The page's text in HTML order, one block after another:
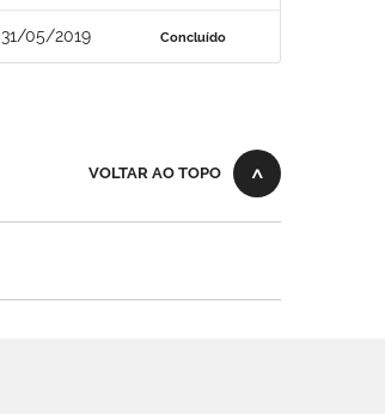
31/05/2019 Concluído
VOLTAR AO TOPO